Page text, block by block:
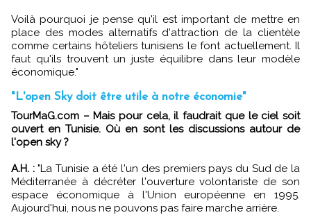
Voilà pourquoi je pense qu'il est important de mettre en
place des modes alternatifs d'attraction de la clientèle
comme certains hôteliers tunisiens le font actuellement. Il
faut qu'ils trouvent un juste équilibre dans leur modèle
économique."
"L'open Sky doit être utile à notre économie"
TourMaG.com – Mais pour cela, il faudrait que le ciel soit
ouvert en Tunisie. Où en sont les discussions autour de
l'open sky ?
A.H. :"La Tunisie a été l'un des premiers pays du Sud de la
Méditerranée à décréter l'ouverture volontariste de son
espace économique à l'Union européenne en 1995.
Aujourd'hui, nous ne pouvons pas faire marche arrière.